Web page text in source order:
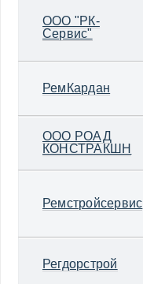
ООО "РК-
Сервис"
РемКардан
ООО РОАД
КОНСТРАКШН
Ремстройсервис
Регдорстрой